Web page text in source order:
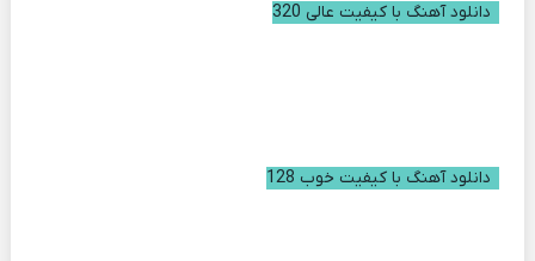
دانلود آهنگ با کیفیت عالی 320
دانلود آهنگ با کیفیت خوب 128